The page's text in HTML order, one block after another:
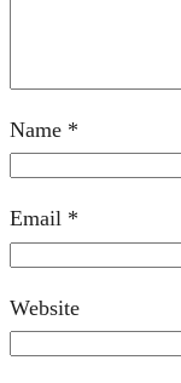
Name *
Email *
Website